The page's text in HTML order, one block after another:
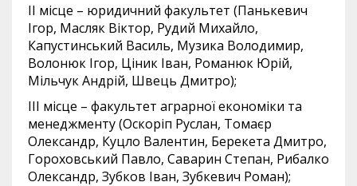
ІІ місце – юридичний факультет (Панькевич
Ігор, Масляк Віктор, Рудий Михайло,
Капустинський Василь, Музика Володимир,
Волонюк Ігор, Ціник Іван, Романюк Юрій,
Мільчук Андрій, Швець Дмитро);
ІІІ місце – факультет аграрної економіки та
менеджменту (Оскоріп Руслан, Томаєр
Олександр, Куцло Валентин, Берекета Дмитро,
Гороховський Павло, Саварин Степан, Рибалко
Олександр, Зубков Іван, Зубкевич Роман);